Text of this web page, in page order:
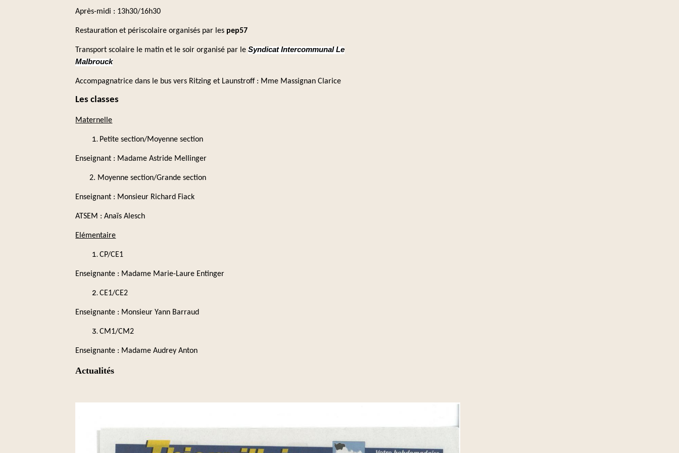
Après-midi : 13h30/16h30
Restauration et périscolaire organisés par les pep57
Transport scolaire le matin et le soir organisé par leSyndicat Intercommunal Le
Malbrouck
Accompagnatrice dans le bus vers Ritzing et Launstroff : Mme Massignan Clarice
Les classes
Maternelle
Petite section/Moyenne section
Enseignant : Madame Astride Mellinger
2. Moyenne section/Grande section
Enseignant : Monsieur Richard Fiack
ATSEM : Anaïs Alesch
Elémentaire
CP/CE1
Enseignante : Madame Marie-Laure Entinger
CE1/CE2
Enseignante : Monsieur Yann Barraud
CM1/CM2
Enseignante : Madame Audrey Anton
Actualités